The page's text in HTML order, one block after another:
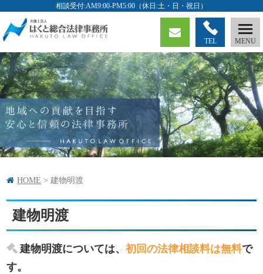
TEL
HOME >建物明渡
建物明渡
建物明渡については、初回の法律相談料は無料で
す。